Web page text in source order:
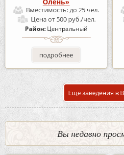
Вместимость:до 25 чел.
Ценаот 500 руб./чел.
Район: Центральный
подробнее
Еще заведения в
Вы недавно